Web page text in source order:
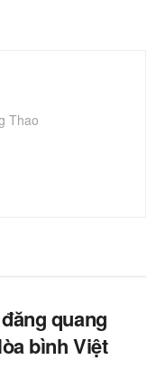
Thao
quang
bình Việt